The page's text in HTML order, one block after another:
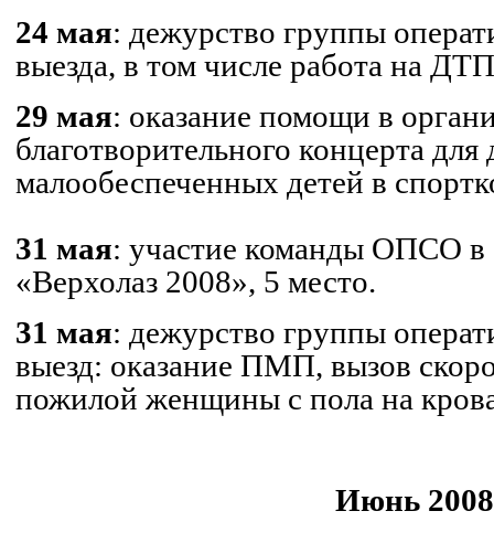
24 мая: дежурство группы
выезда, в том числе работа на
29 мая: оказание помощи в
благотворительного концерта для
малообеспеченных детей в
31 мая: участие команды ОПСО в
«Верхолаз 2008», 5 место.
31 мая: дежурство группы
выезд: оказание ПМП, вызов
пожилой женщины с пола на
Июнь 2008